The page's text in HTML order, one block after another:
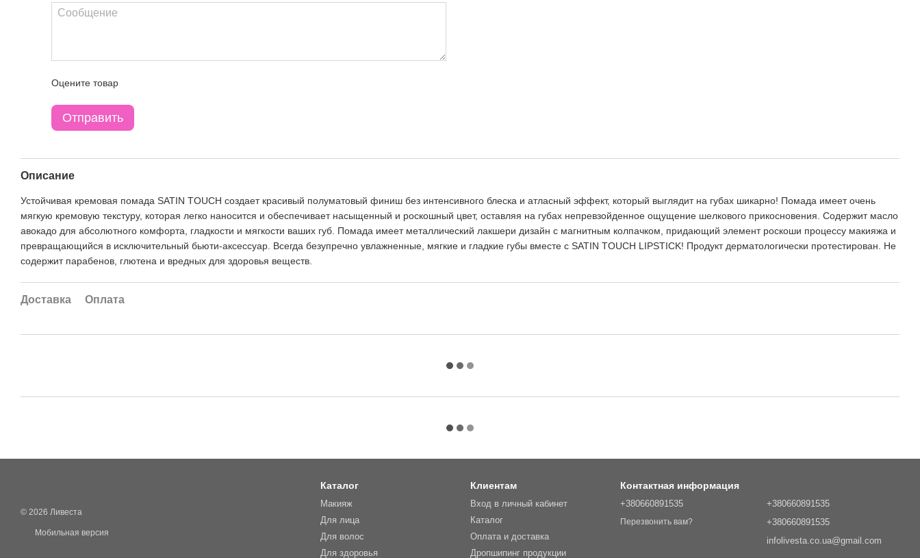
Оцените товар
Отправить
Описание
Устойчивая кремовая помада SATIN TOUCH создает красивый полуматовый финиш без интенсивного блеска и атласный эффект, который выглядит на губах шикарно! Помада имеет очень
мягкую кремовую текстуру, которая легко наносится и обеспечивает насыщенный и роскошный цвет, оставляя на губах непревзойденное ощущение шелкового прикосновения. Содержит масло
авокадо для абсолютного комфорта, гладкости и мягкости ваших губ. Помада имеет металлический лакшери дизайн с магнитным колпачком, придающий элемент роскоши процессу макияжа и
превращающийся в исключительный бьюти-аксессуар. Всегда безупречно увлажненные, мягкие и гладкие губы вместе с SATIN TOUCH LIPSTICK! Продукт дерматологически протестирован. Не
содержит парабенов, глютена и вредных для здоровья веществ.
Доставка Оплата
© 2026 Ливеста
Мобильная версия
Каталог
Макияж
Для лица
Для волос
Для здоровья
Клиентам
Вход в личный кабинет
Каталог
Оплата и доставка
Дропшипинг продукции
Контактная информация
+380660891535
Перезвонить вам?
+380660891535
+380660891535
infolivesta.co.ua@gmail.com